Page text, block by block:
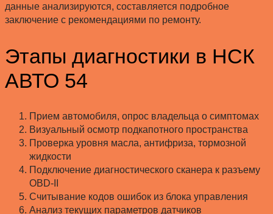
данные анализируются, составляется подробное
заключение с рекомендациями по ремонту.
Этапы диагностики в НСК
АВТО 54
Прием автомобиля, опрос владельца о симптомах
Визуальный осмотр подкапотного пространства
Проверка уровня масла, антифриза, тормозной
жидкости
Подключение диагностического сканера к разъему
OBD-II
Считывание кодов ошибок из блока управления
Анализ текущих параметров датчиков